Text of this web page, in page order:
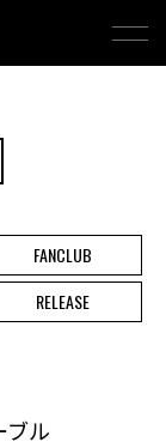
FANCLUB
RELEASE
ブル